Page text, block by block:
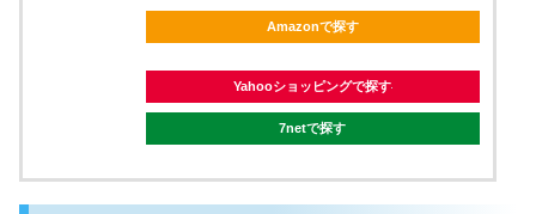
Amazonで探す
Yahooショッピングで探す
7netで探す